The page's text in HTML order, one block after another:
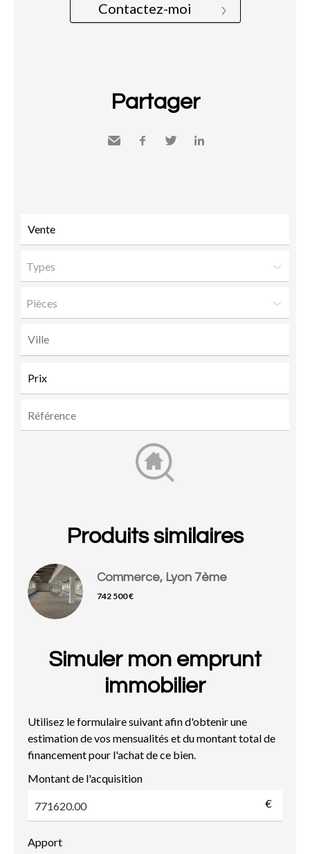
Contactez-moi
Partager
Types
Pièces
Produits similaires
Commerce, Lyon 7ème
742 500 €
Simuler mon emprunt
immobilier
Utilisez le formulaire suivant afin d'obtenir une
estimation de vos mensualités et du montant total de
financement pour l'achat de ce bien.
Montant de l'acquisition
€
Apport